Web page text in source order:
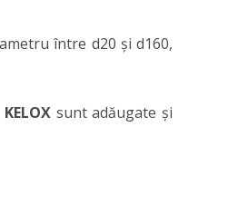
între d20 și d160,
KELOX sunt adăugate și